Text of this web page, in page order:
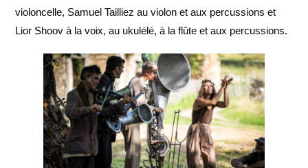
violoncelle, Samuel Tailliez au violon et aux percussions et
Lior Shoov à la voix, au ukulélé, à la flûte et aux percussions.